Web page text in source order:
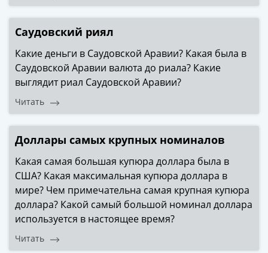
2022-
2025
Банкноты
мира
Австралия
Океания
Америка
Африка
Европа
СНГ
страны
Саудовский риял
Какие деньги в Саудовской Аравии? Какая была в
Саудовской Аравии валюта до риала? Какие
выглядит риал Саудовской Аравии?
Читать
Доллары самых крупных номиналов
Какая самая большая купюра доллара была в
США? Какая максимальная купюра доллара в
мире? Чем примечательна самая крупная купюра
доллара? Какой самый большой номинал доллара
используется в настоящее время?
Читать